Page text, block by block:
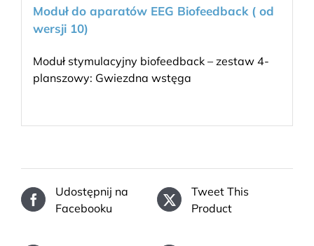
Moduł do aparatów EEG Biofeedback ( od
wersji 10)
Moduł stymulacyjny biofeedback – zestaw 4-
planszowy: Gwiezdna wstęga
Udostępnij na
Facebooku
Tweet This
Product